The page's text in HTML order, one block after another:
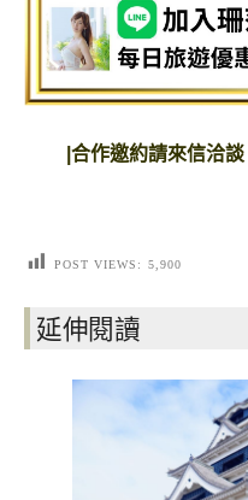
合作邀約請來信洽談
POST VIEWS: 5,900
延伸閱讀